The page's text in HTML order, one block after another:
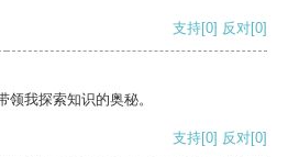
支持[0] 反对[0]
我探索知识的奥秘。
支持[0] 反对[0]